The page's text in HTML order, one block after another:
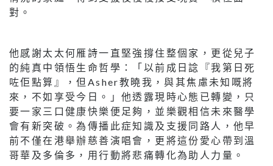
對。
他感謝太太何雁詩一直堅強撐住整個家，更從兒子
的純真中領悟生命哲學：「以前成日諗『我第日死
咗佢點算』，但Asher教曉我，與其焦慮未知嘅將
來，不如享受今日。」他透露現時心態已轉變，只
要一家三口健康快樂便足夠，並樂觀相信未來醫學
會有新突破。為傳播此症知識及支援同路人，他早
前不僅在港舉辦慈善演唱會，更將這份愛心帶到溫
哥華及多倫多，用行動將悲痛轉化為助人力量。